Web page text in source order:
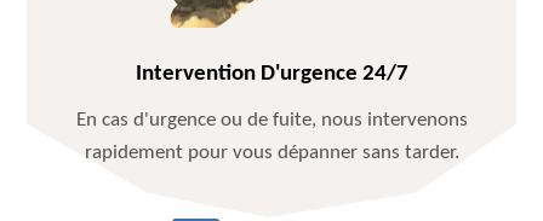
Intervention D'urgence 24/7
En cas d'urgence ou de fuite, nous intervenons
rapidement pour vous dépanner sans tarder.